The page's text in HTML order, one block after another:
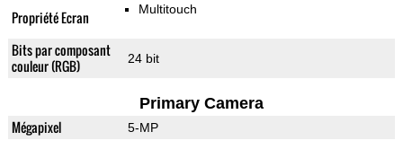
Propriété Ecran Multitouch
Bits par composant
couleur (RGB)
24 bit
Primary Camera
Mégapixel 5-MP